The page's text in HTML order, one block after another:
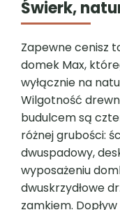
Świerk,
Zapewne cenisz
domek Max,
wyłącznie na
Wilgotność
budulcem są
różnej grubości:
dwuspadowy,
wyposażeniu
dwuskrzydłowe
zamkiem.